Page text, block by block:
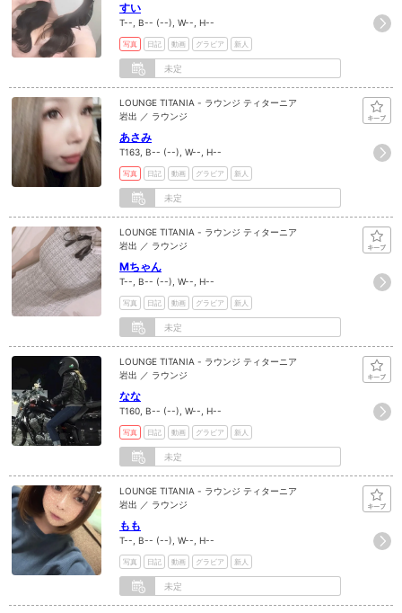
すい
T--, B-- (--), W--, H--
写真 日記 動画 グラビア 新人
未定
LOUNGE TITANIA - ラウンジ ティターニア
岩出 ／ ラウンジ
あさみ
T163, B-- (--), W--, H--
写真 日記 動画 グラビア 新人
未定
LOUNGE TITANIA - ラウンジ ティターニア
岩出 ／ ラウンジ
Mちゃん
T--, B-- (--), W--, H--
写真 日記 動画 グラビア 新人
未定
LOUNGE TITANIA - ラウンジ ティターニア
岩出 ／ ラウンジ
なな
T160, B-- (--), W--, H--
写真 日記 動画 グラビア 新人
未定
LOUNGE TITANIA - ラウンジ ティターニア
岩出 ／ ラウンジ
もも
T--, B-- (--), W--, H--
写真 日記 動画 グラビア 新人
未定